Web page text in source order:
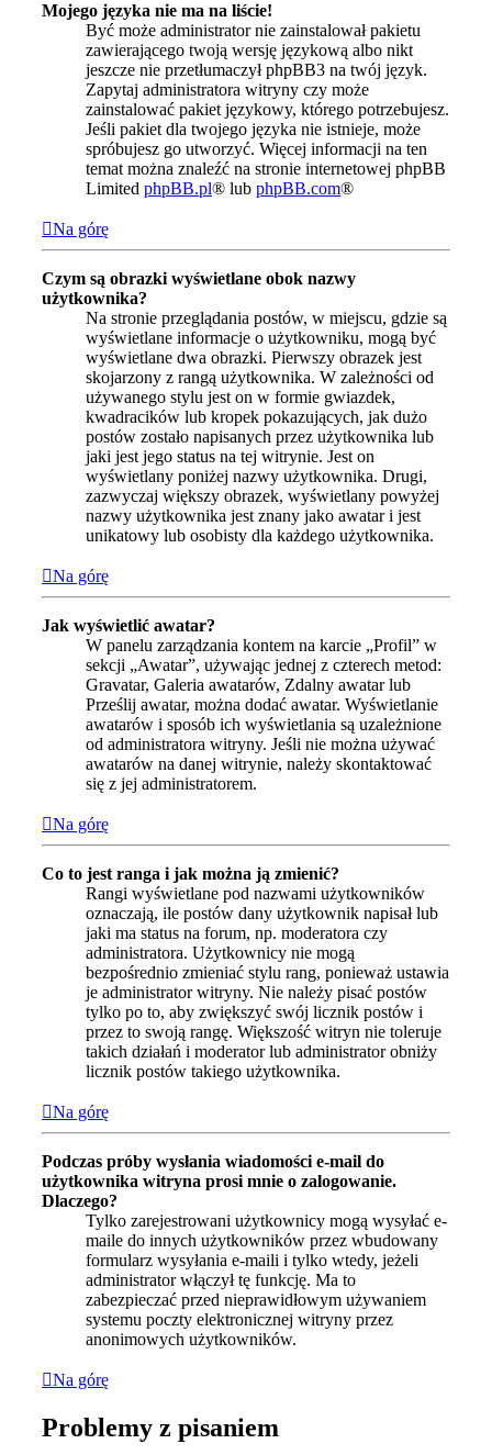
Mojego języka nie ma na liście!
Być może administrator nie zainstalował pakietu
zawierającego twoją wersję językową albo nikt
jeszcze nie przetłumaczył phpBB3 na twój język.
Zapytaj administratora witryny czy może
zainstalować pakiet językowy, którego potrzebujesz.
Jeśli pakiet dla twojego języka nie istnieje, może
spróbujesz go utworzyć. Więcej informacji na ten
temat można znaleźć na stronie internetowej phpBB
Limited phpBB.pl® lub phpBB.com®
Na górę
Czym są obrazki wyświetlane obok nazwy
użytkownika?
Na stronie przeglądania postów, w miejscu, gdzie są
wyświetlane informacje o użytkowniku, mogą być
wyświetlane dwa obrazki. Pierwszy obrazek jest
skojarzony z rangą użytkownika. W zależności od
używanego stylu jest on w formie gwiazdek,
kwadracików lub kropek pokazujących, jak dużo
postów zostało napisanych przez użytkownika lub
jaki jest jego status na tej witrynie. Jest on
wyświetlany poniżej nazwy użytkownika. Drugi,
zazwyczaj większy obrazek, wyświetlany powyżej
nazwy użytkownika jest znany jako awatar i jest
unikatowy lub osobisty dla każdego użytkownika.
Na górę
Jak wyświetlić awatar?
W panelu zarządzania kontem na karcie „Profil” w
sekcji „Awatar”, używając jednej z czterech metod:
Gravatar, Galeria awatarów, Zdalny awatar lub
Prześlij awatar, można dodać awatar. Wyświetlanie
awatarów i sposób ich wyświetlania są uzależnione
od administratora witryny. Jeśli nie można używać
awatarów na danej witrynie, należy skontaktować
się z jej administratorem.
Na górę
Co to jest ranga i jak można ją zmienić?
Rangi wyświetlane pod nazwami użytkowników
oznaczają, ile postów dany użytkownik napisał lub
jaki ma status na forum, np. moderatora czy
administratora. Użytkownicy nie mogą
bezpośrednio zmieniać stylu rang, ponieważ ustawia
je administrator witryny. Nie należy pisać postów
tylko po to, aby zwiększyć swój licznik postów i
przez to swoją rangę. Większość witryn nie toleruje
takich działań i moderator lub administrator obniży
licznik postów takiego użytkownika.
Na górę
Podczas próby wysłania wiadomości e-mail do
użytkownika witryna prosi mnie o zalogowanie.
Dlaczego?
Tylko zarejestrowani użytkownicy mogą wysyłać e-
maile do innych użytkowników przez wbudowany
formularz wysyłania e-maili i tylko wtedy, jeżeli
administrator włączył tę funkcję. Ma to
zabezpieczać przed nieprawidłowym używaniem
systemu poczty elektronicznej witryny przez
anonimowych użytkowników.
Na górę
Problemy z pisaniem